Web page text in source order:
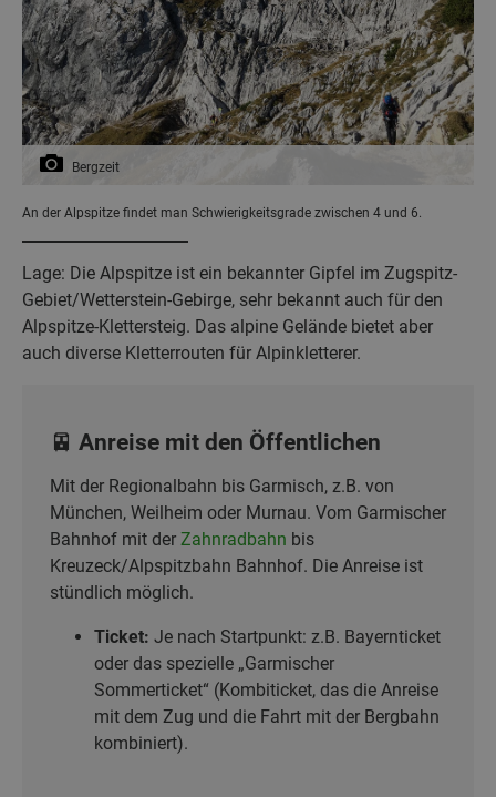
Bergzeit
An der Alpspitze findet man Schwierigkeitsgrade zwischen 4 und 6.
Lage: Die Alpspitze ist ein bekannter Gipfel im Zugspitz-
Gebiet/Wetterstein-Gebirge, sehr bekannt auch für den
Alpspitze-Klettersteig. Das alpine Gelände bietet aber
auch diverse Kletterrouten für Alpinkletterer.
🚈 Anreise mit den Öffentlichen
Mit der Regionalbahn bis Garmisch, z.B. von
München, Weilheim oder Murnau. Vom Garmischer
Bahnhof mit der Zahnradbahn bis
Kreuzeck/Alpspitzbahn Bahnhof. Die Anreise ist
stündlich möglich.
Ticket: Je nach Startpunkt: z.B. Bayernticket
oder das spezielle „Garmischer
Sommerticket“ (Kombiticket, das die Anreise
mit dem Zug und die Fahrt mit der Bergbahn
kombiniert).